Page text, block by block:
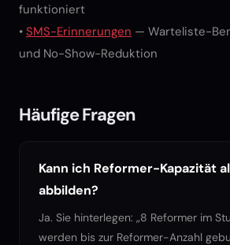
funktioniert
• SMS-Erinnerungen — Warteliste-
und No-Show-Reduktion
Häufige Fragen
Kann ich Reformer-Kapazität
abbilden?
Ja. Sie hinterlegen: „8 Reformer im
werden bis zur Reformer-Anzahl